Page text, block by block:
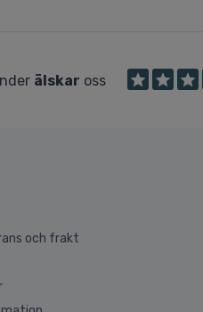
älskar oss
och frakt